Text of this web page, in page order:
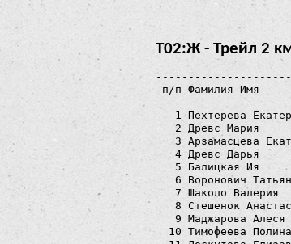
Т02:Ж - Трейл 2
п/п Фамилия Имя
1 Пехтерева
2 Древс Мария
3 Арзамасцева
4 Древс Дарья
5 Балицкая Ия
6 Воронович
7 Шаколо Валерия
8 Стешенок
9 Маджарова
10 Тимофеева